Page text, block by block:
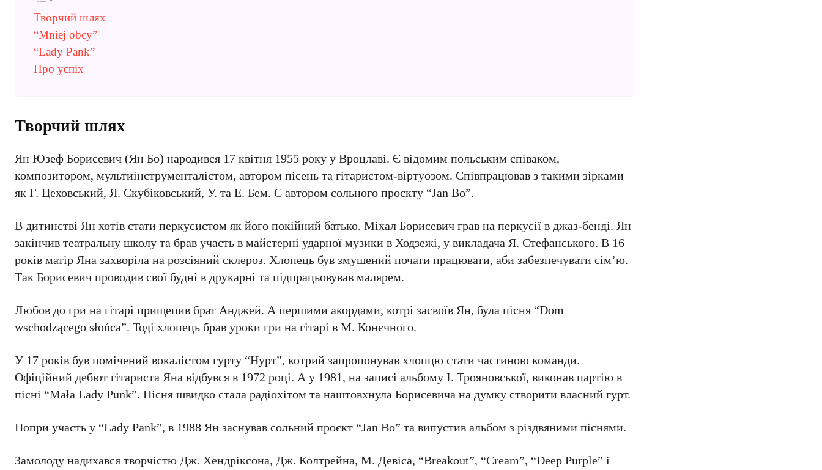
Творчий шлях
“Mniej obcy”
“Lady Pank”
Про успіх
Творчий шлях
Ян Юзеф Борисевич (Ян Бо) народився 17 квітня 1955 року у Вроцлаві. Є відомим польським співаком,
композитором, мультиінструменталістом, автором пісень та гітаристом-віртуозом. Співпрацював з такими зірками
як Г. Цеховський, Я. Скубіковський, У. та Е. Бем. Є автором сольного проєкту “Jan Bo”.
В дитинстві Ян хотів стати перкусистом як його покійний батько. Міхал Борисевич грав на перкусії в джаз-бенді. Ян
закінчив театральну школу та брав участь в майстерні ударної музики в Ходзежі, у викладача Я. Стефанського. В 16
років матір Яна захворіла на розсіяний склероз. Хлопець був змушений почати працювати, аби забезпечувати сім’ю.
Так Борисевич проводив свої будні в друкарні та підпрацьовував малярем.
Любов до гри на гітарі прищепив брат Анджей. А першими акордами, котрі засвоїв Ян, була пісня “Dom
wschodzącego słońca”. Тоді хлопець брав уроки гри на гітарі в М. Конєчного.
У 17 років був помічений вокалістом гурту “Нурт”, котрий запропонував хлопцю стати частиною команди.
Офіційний дебют гітариста Яна відбувся в 1972 році. А у 1981, на записі альбому І. Трояновської, виконав партію в
пісні “Mała Lady Punk”. Пісня швидко стала радіохітом та наштовхнула Борисевича на думку створити власний гурт.
Попри участь у “Lady Pank”, в 1988 Ян заснував сольний проєкт “Jan Bo” та випустив альбом з різдвяними піснями.
Замолоду надихався творчістю Дж. Хендріксона, Дж. Колтрейна, М. Девіса, “Breakout”, “Cream”, “Deep Purple” i